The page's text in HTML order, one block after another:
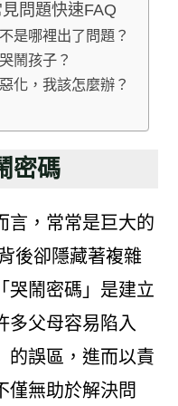
問題快速FAQ
是哪裡出了問題？
鬧孩子？
化，我該怎麼辦？
密碼
言，常常是巨大的
後卻隱藏著複雜
哭鬧密碼」是建立
多父母容易陷入
的誤區，進而以責
僅無助於解決問